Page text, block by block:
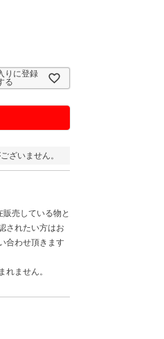
りに登録
る
ざいません。
売している物と
されたい方はお
合わせ頂きます
ません。